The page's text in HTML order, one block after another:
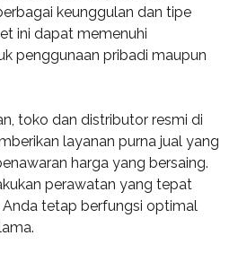
keunggulan dan tipe
ini dapat memenuhi
penggunaan pribadi maupun
toko dan distributor resmi di
layanan purna jual yang
harga yang bersaing.
perawatan yang tepat
tetap berfungsi optimal